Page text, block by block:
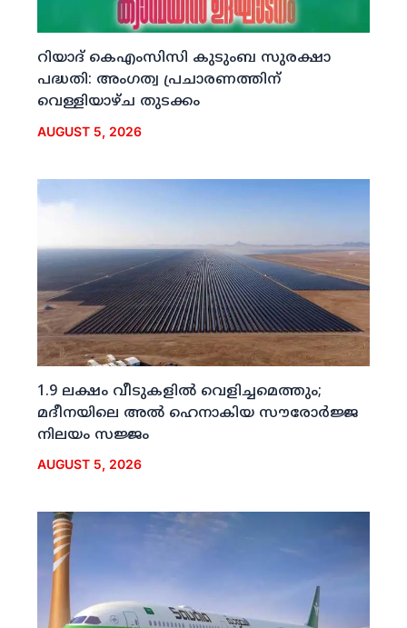
റിയാദ് കെഎംസിസി കുടുംബ സുരക്ഷാ
പദ്ധതി: അംഗത്വ പ്രചാരണത്തിന്
വെള്ളിയാഴ്ച തുടക്കം
AUGUST 5, 2026
1.9 ലക്ഷം വീടുകളില്‍ വെളിച്ചമെത്തും;
മദീനയിലെ അല്‍ ഹെനാകിയ സൗരോര്‍ജ്ജ
നിലയം സജ്ജം
AUGUST 5, 2026